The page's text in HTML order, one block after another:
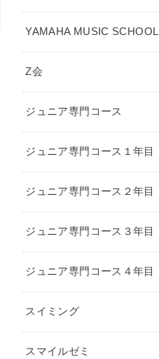
YAMAHA MUSIC SCHOOL
Z会
ジュニア専門コース
ジュニア専門コース１年目
ジュニア専門コース２年目
ジュニア専門コース３年目
ジュニア専門コース４年目
スイミング
スマイルゼミ